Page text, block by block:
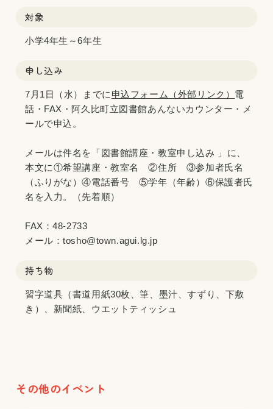
対象
小学4年生～6年生
申し込み
7月1日（水）までに 申込フォーム（外部リンク） 電
話・FAX・阿久比町立図書館あんないカウンター・メ
ールで申込。
メールは件名を「図書館講座・教室申し込み 」に、
本文に①希望講座・教室名 ②住所 ③参加者氏名
（ふりがな）④電話番号 ⑤学年（年齢）⑥保護者氏
名を入力。（先着順）
FAX：48-2733
メール：tosho@town.agui.lg.jp
持ち物
習字道具（書道用紙30枚、筆、墨汁、すずり、下敷
き）、新聞紙、ウエットティッシュ
その他のイベント